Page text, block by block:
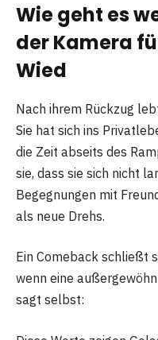
Wie geht es
der Kamera
Wied
Nach ihrem Rückzug
Sie hat sich ins
die Zeit abseits des
sie, dass sie sich nicht
Begegnungen mit
als neue Drehs.
Ein Comeback schließt
wenn eine
sagt selbst: